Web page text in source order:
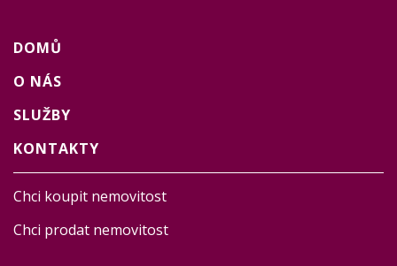
DOMŮ
O NÁS
SLUŽBY
KONTAKTY
Chci koupit nemovitost
Chci prodat nemovitost